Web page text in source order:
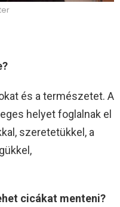
és a természetet. A
helyet foglalnak el
szeretetükkel, a
cicákat menteni?